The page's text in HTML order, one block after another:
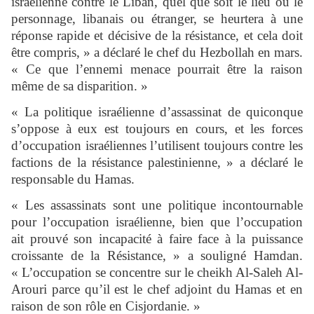
personnage, libanais ou étranger, se heurtera à une
réponse rapide et décisive de la résistance, et cela doit
être compris, » a déclaré le chef du Hezbollah en mars.
« Ce que l’ennemi menace pourrait être la raison
même de sa disparition. »
« La politique israélienne d’assassinat de quiconque
s’oppose à eux est toujours en cours, et les forces
d’occupation israéliennes l’utilisent toujours contre les
factions de la résistance palestinienne, » a déclaré le
responsable du Hamas.
« Les assassinats sont une politique incontournable
pour l’occupation israélienne, bien que l’occupation
ait prouvé son incapacité à faire face à la puissance
croissante de la Résistance, » a souligné Hamdan.
« L’occupation se concentre sur le cheikh Al-Saleh Al-
Arouri parce qu’il est le chef adjoint du Hamas et en
raison de son rôle en Cisjordanie. »